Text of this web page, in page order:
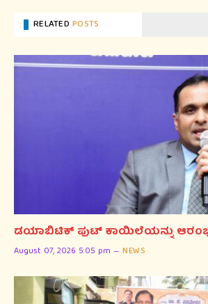
RELATEDPOSTS
ಡಯಾಬಿಟಿಕ್ ಪುಟ್ ಕಾಯಿಲೆಯನ್ನು
August 07, 2026 5:05 pm NEWS